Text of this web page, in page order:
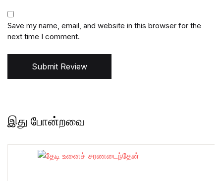
Save my name, email, and website in this browser for the
next time I comment.
Submit Review
இது போன்றவை